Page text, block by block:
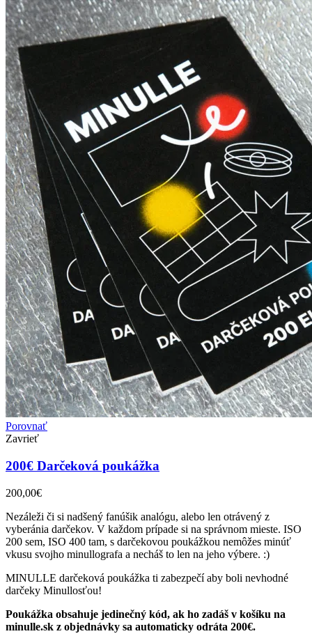
Porovnať
Zavrieť
200€ Darčeková poukážka
200,00€
Nezáleži či si nadšený fanúšik analógu, alebo len otrávený z
vyberánia darčekov. V každom prípade si na správnom mieste. ISO
200 sem, ISO 400 tam, s darčekovou poukážkou nemôžes minúť
vkusu svojho minullografa a necháš to len na jeho výbere. :)
MINULLE darčeková poukážka ti zabezpečí aby boli nevhodné
darčeky Minullosťou!
Poukážka obsahuje jedinečný kód, ak ho zadáš v košíku na
minulle.sk z objednávky sa automaticky odráta 200€.